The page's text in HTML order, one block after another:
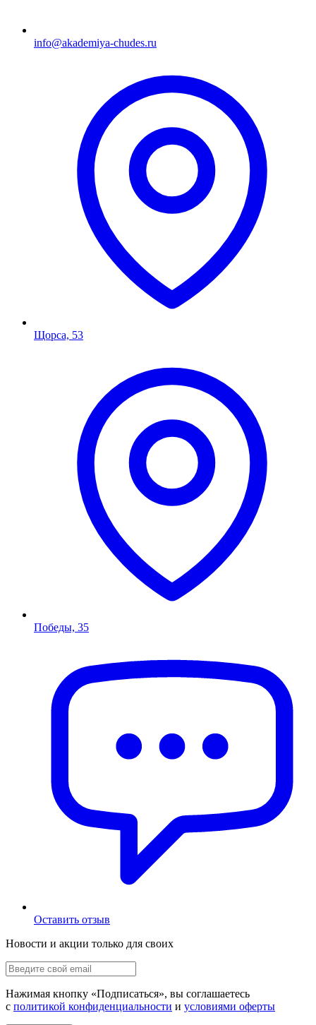
info@akademiya-chudes.ru
Щорса, 53
Победы, 35
Оставить отзыв
Новости и акции только для своих
Нажимая кнопку «Подписаться», вы соглашаетесь
с политикой конфиденциальности и условиями оферты